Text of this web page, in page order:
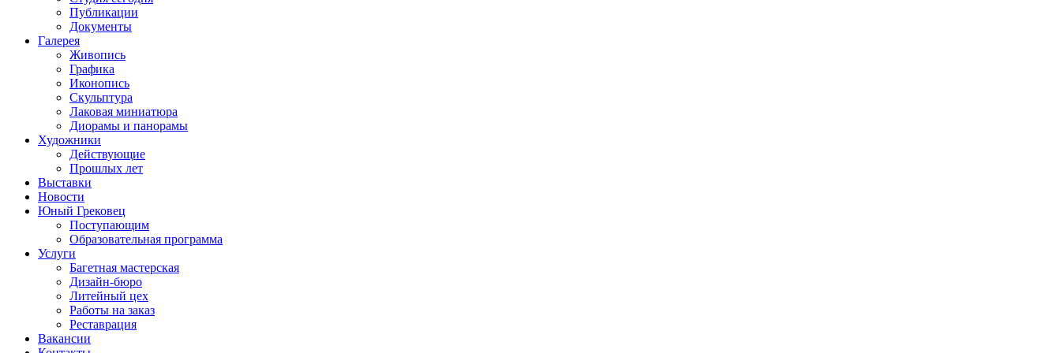
Публикации
Документы
Галерея
Живопись
Графика
Иконопись
Скульптура
Лаковая миниатюра
Диорамы и панорамы
Художники
Действующие
Прошлых лет
Выставки
Новости
Юный Грековец
Поступающим
Образовательная программа
Услуги
Багетная мастерская
Дизайн-бюро
Литейный цех
Работы на заказ
Реставрация
Вакансии